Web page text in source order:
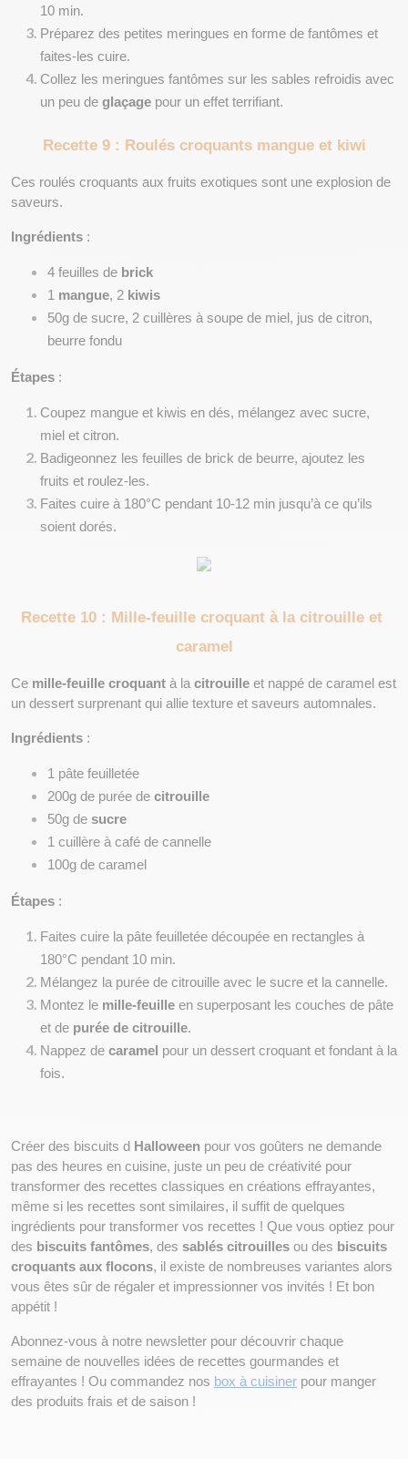
10 min.
Préparez des petites meringues en forme de fantômes et
faites-les cuire.
Collez les meringues fantômes sur les sables refroidis avec
un peu de glaçage pour un effet terrifiant.
Recette 9 : Roulés croquants mangue et kiwi
Ces roulés croquants aux fruits exotiques sont une explosion de
saveurs.
Ingrédients :
4 feuilles de brick
1 mangue, 2 kiwis
50g de sucre, 2 cuillères à soupe de miel, jus de citron,
beurre fondu
Étapes :
Coupez mangue et kiwis en dés, mélangez avec sucre,
miel et citron.
Badigeonnez les feuilles de brick de beurre, ajoutez les
fruits et roulez-les.
Faites cuire à 180°C pendant 10-12 min jusqu’à ce qu’ils
soient dorés.
Recette 10 : Mille-feuille croquant à la citrouille et
caramel
Ce mille-feuille croquant à la citrouille et nappé de caramel est
un dessert surprenant qui allie texture et saveurs automnales.
Ingrédients :
1 pâte feuilletée
200g de purée de citrouille
50g de sucre
1 cuillère à café de cannelle
100g de caramel
Étapes :
Faites cuire la pâte feuilletée découpée en rectangles à
180°C pendant 10 min.
Mélangez la purée de citrouille avec le sucre et la cannelle.
Montez le mille-feuille en superposant les couches de pâte
et de purée de citrouille.
Nappez de caramel pour un dessert croquant et fondant à la
fois.
Créer des biscuits d Halloween pour vos goûters ne demande
pas des heures en cuisine, juste un peu de créativité pour
transformer des recettes classiques en créations effrayantes,
même si les recettes sont similaires, il suffit de quelques
ingrédients pour transformer vos recettes ! Que vous optiez pour
des biscuits fantômes, des sablés citrouilles ou des biscuits
croquants aux flocons, il existe de nombreuses variantes alors
vous êtes sûr de régaler et impressionner vos invités ! Et bon
appétit !
Abonnez-vous à notre newsletter pour découvrir chaque
semaine de nouvelles idées de recettes gourmandes et
effrayantes ! Ou commandez nos box à cuisiner pour manger
des produits frais et de saison !